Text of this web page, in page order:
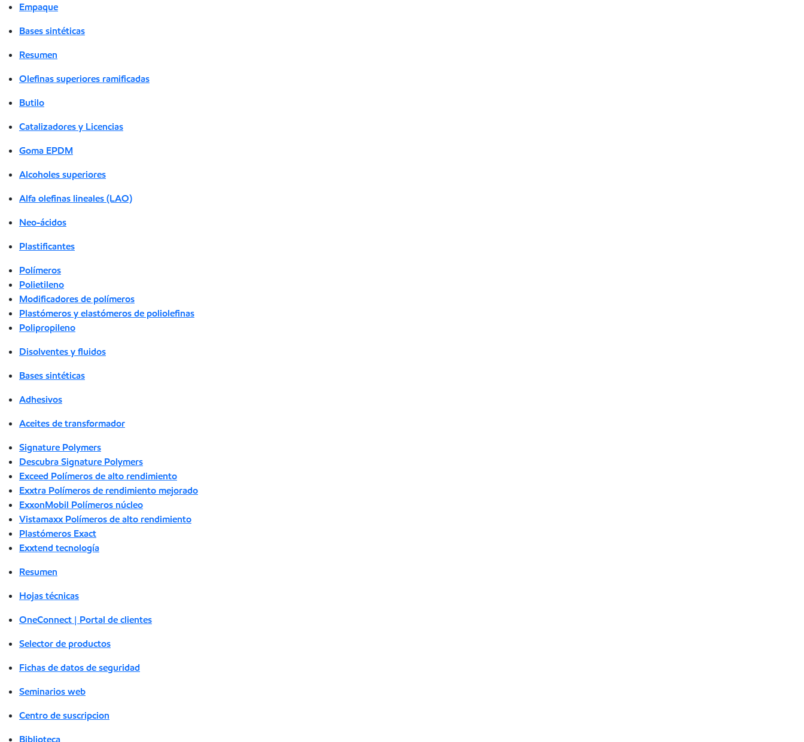
Empaque
Bases sintéticas
Resumen
Olefinas superiores ramificadas
Butilo
Catalizadores y Licencias
Goma EPDM
Alcoholes superiores
Alfa olefinas lineales (LAO)
Neo-ácidos
Plastificantes
Polímeros
Polietileno
Modificadores de polímeros
Plastómeros y elastómeros de poliolefinas
Polipropileno
Disolventes y fluidos
Bases sintéticas
Adhesivos
Aceites de transformador
Signature Polymers
Descubra Signature Polymers
Exceed Polímeros de alto rendimiento
Exxtra Polímeros de rendimiento mejorado
ExxonMobil Polímeros núcleo
Vistamaxx Polímeros de alto rendimiento
Plastómeros Exact
Exxtend tecnología
Resumen
Hojas técnicas
OneConnect | Portal de clientes
Selector de productos
Fichas de datos de seguridad
Seminarios web
Centro de suscripcion
Biblioteca